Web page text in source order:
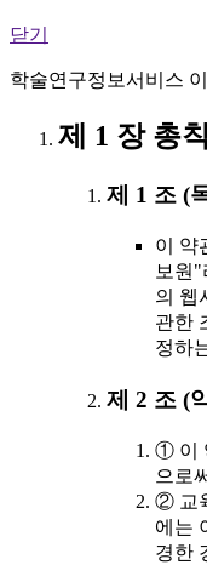
닫기
학술연구정보서비스
제 1 장 총칙
제 1 조 (
이 약
보원
의 웹
관한
정하
제 2 조 (
① 이
으로
② 교
에는
경한